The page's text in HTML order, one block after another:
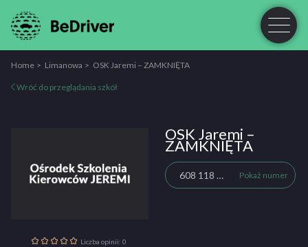
Home Limanowa OSK Jaremi – ZAMKNIĘTA
Wróć do przeglądania szkół
Liczba opinii: 0
OSK Jaremi –
ZAMKNIĘTA
608 118 664 Pokaż numer